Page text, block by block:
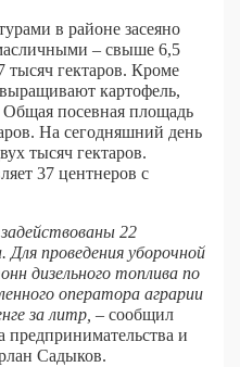
в районе засеяно
– свыше 6,5
тысяч гектаров. Кроме
картофель,
посевная площадь
На сегодняшний день
тысяч гектаров.
37 центнеров с
22
Для проведения уборочной
дизельного топлива по
оператора аграрии
за литр, – сообщил
предпринимательства и
Садыков.